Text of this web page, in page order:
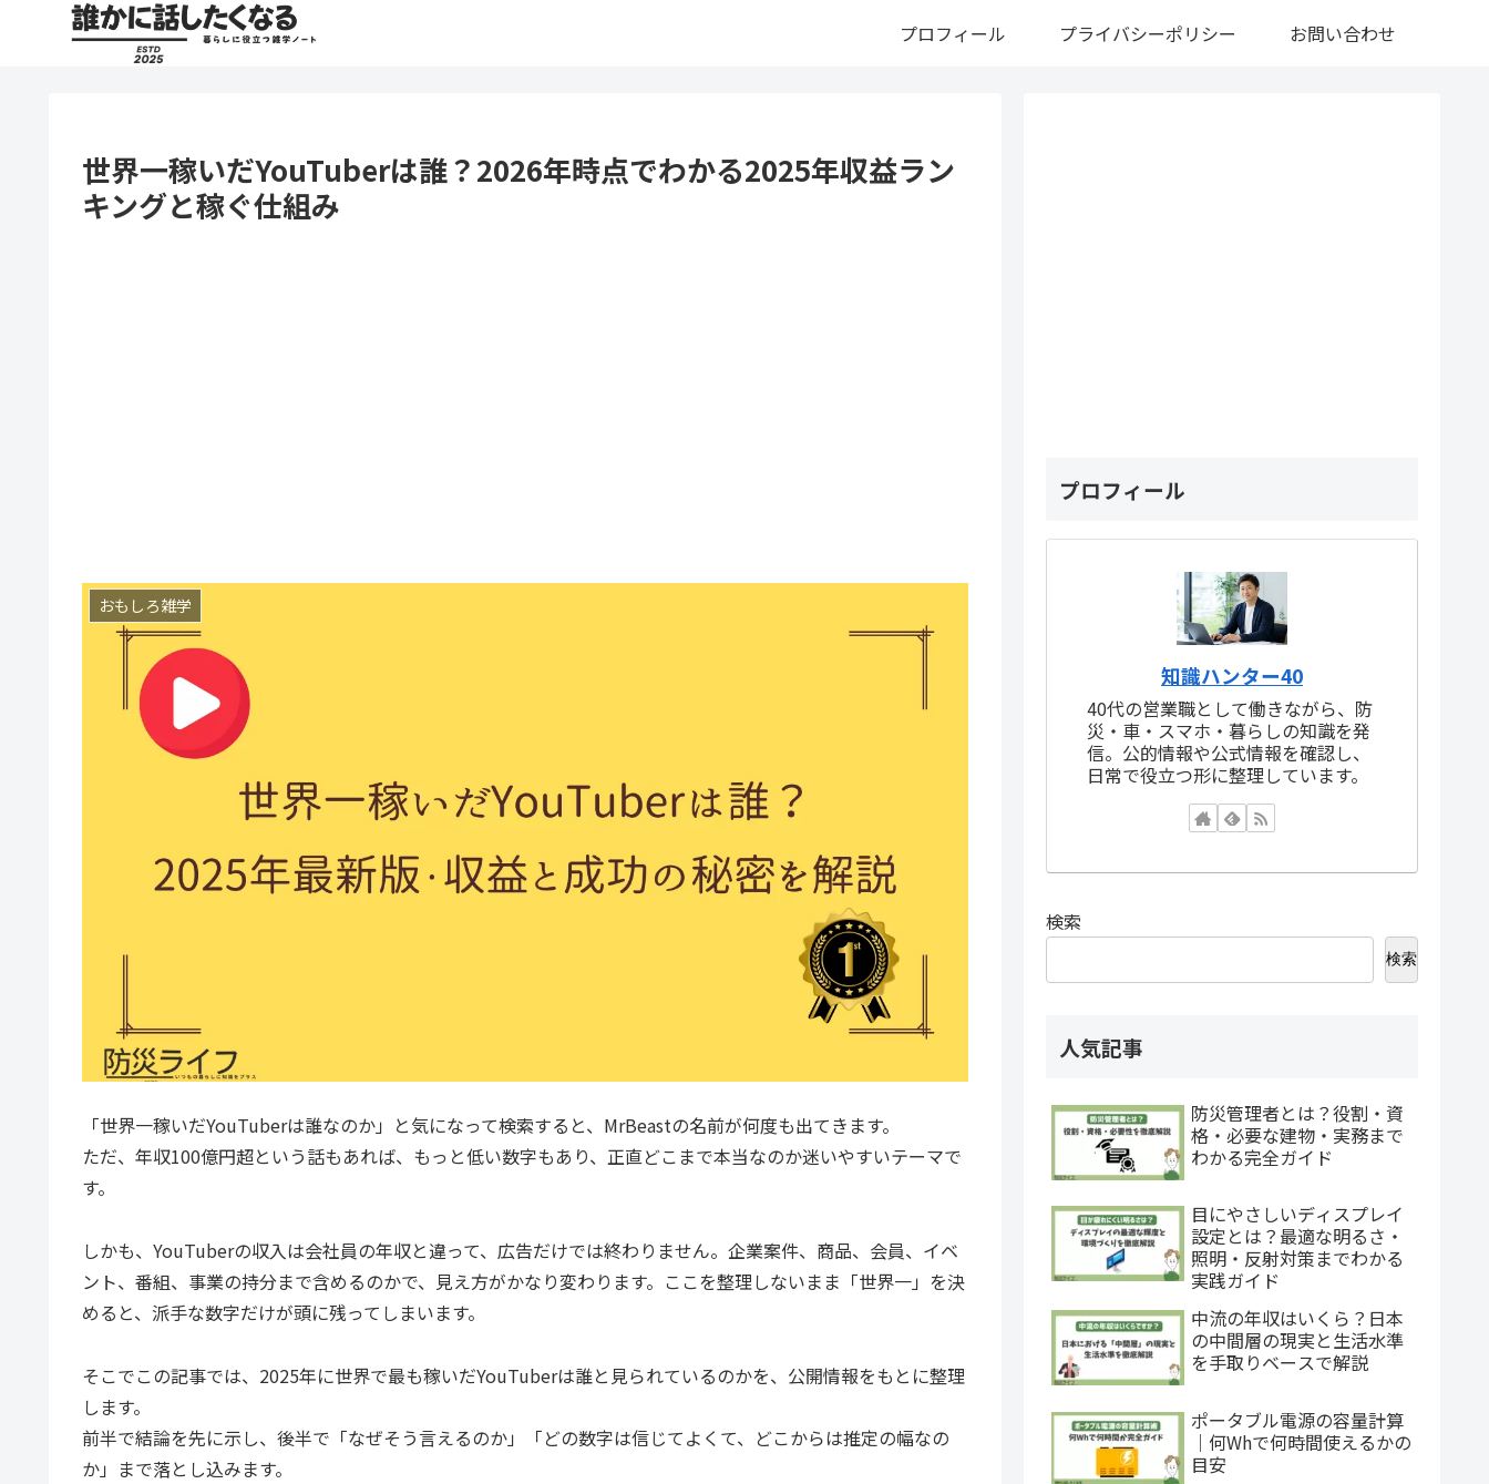
プロフィール プライバシーポリシー お問い合わせ
世界一稼いだYouTuberは誰？2026年時点でわかる2025年収益ラン
キングと稼ぐ仕組み
おもしろ雑学
「世界一稼いだYouTuberは誰なのか」と気になって検索すると、MrBeastの名前が何度も出てきます。
ただ、年収100億円超という話もあれば、もっと低い数字もあり、正直どこまで本当なのか迷いやすいテーマで
す。
しかも、YouTuberの収入は会社員の年収と違って、広告だけでは終わりません。企業案件、商品、会員、イベ
ント、番組、事業の持分まで含めるのかで、見え方がかなり変わります。ここを整理しないまま「世界一」を決
めると、派手な数字だけが頭に残ってしまいます。
そこでこの記事では、2025年に世界で最も稼いだYouTuberは誰と見られているのかを、公開情報をもとに整理
します。
前半で結論を先に示し、後半で「なぜそう言えるのか」「どの数字は信じてよくて、どこからは推定の幅なの
か」まで落とし込みます。
プロフィール
知識ハンター40
40代の営業職として働きながら、防
災・車・スマホ・暮らしの知識を発
信。公的情報や公式情報を確認し、
日常で役立つ形に整理しています。
検索
検索
人気記事
防災管理者とは？役割・資
格・必要な建物・実務まで
わかる完全ガイド
目にやさしいディスプレイ
設定とは？最適な明るさ・
照明・反射対策までわかる
実践ガイド
中流の年収はいくら？日本
の中間層の現実と生活水準
を手取りベースで解説
ポータブル電源の容量計算
｜何Whで何時間使えるかの
目安